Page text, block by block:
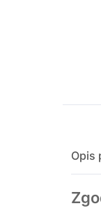
Opis